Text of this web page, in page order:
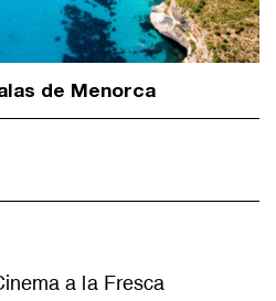
de Menorca
a la Fresca